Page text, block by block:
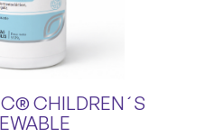
CHILDREN´S